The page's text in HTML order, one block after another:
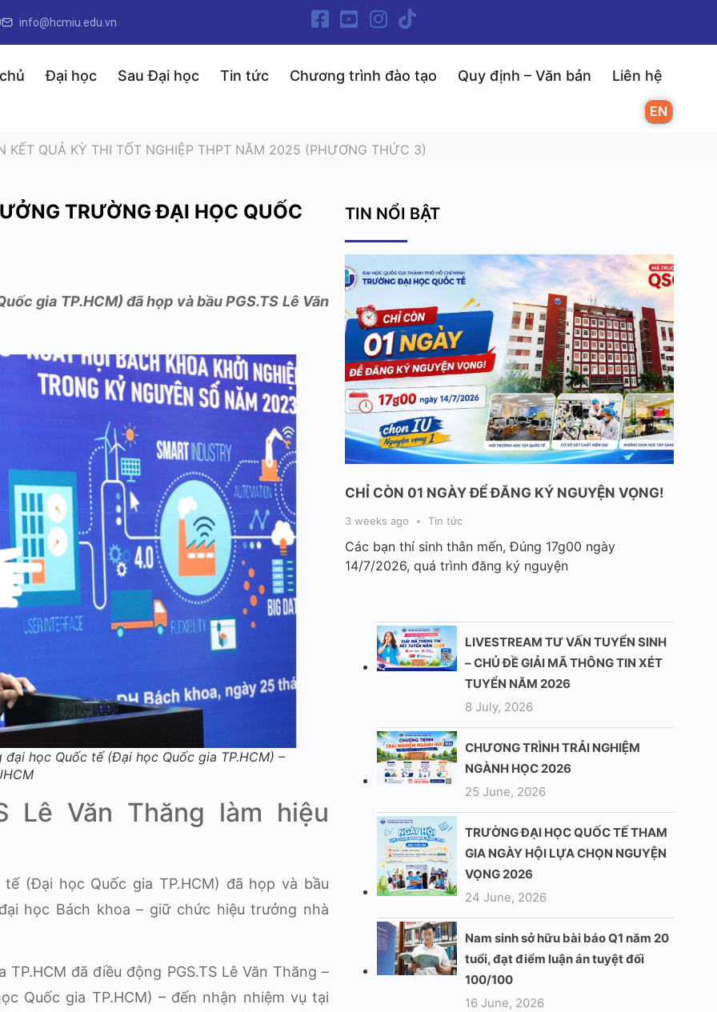
info@hcmiu.edu.vn
Đại học Sau Đại học Tin tức Chương trình đào tạo Quy định – Văn bản Liên hệ
EN
KẾT QUẢ KỲ THI TỐT NGHIỆP THPT NĂM 2025 (PHƯƠNG THỨC 3)
TRƯỜNG ĐẠI HỌC QUỐC
gia TP.HCM) đã họp và bầu PGS.TS Lê Văn
học Quốc tế (Đại học Quốc gia TP.HCM) –
Lê Văn Thăng làm hiệu
(Đại học Quốc gia TP.HCM) đã họp và bầu
học Bách khoa – giữ chức hiệu trưởng nhà
đã điều động PGS.TS Lê Văn Thăng –
Quốc gia TP.HCM) – đến nhận nhiệm vụ tại
TIN NỔI BẬT
CHỈ CÒN 01 NGÀY ĐỂ ĐĂNG KÝ NGUYỆN VỌNG!
3 weeks ago Tin tức
Các bạn thí sinh thân mến, Đúng 17g00 ngày
14/7/2026, quá trình đăng ký nguyện
LIVESTREAM TƯ VẤN TUYỂN SINH
– CHỦ ĐỀ GIẢI MÃ THÔNG TIN XÉT
TUYỂN NĂM 2026
8 July, 2026
CHƯƠNG TRÌNH TRẢI NGHIỆM
NGÀNH HỌC 2026
25 June, 2026
TRƯỜNG ĐẠI HỌC QUỐC TẾ THAM
GIA NGÀY HỘI LỰA CHỌN NGUYỆN
VỌNG 2026
24 June, 2026
Nam sinh sở hữu bài báo Q1 năm 20
tuổi, đạt điểm luận án tuyệt đối
100/100
16 June, 2026